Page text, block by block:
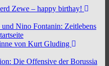
Zewe – happy birthay!
und Nino Fontanin: Zeitlebens
von Kurt Gluding
Die Offensive der Borussia